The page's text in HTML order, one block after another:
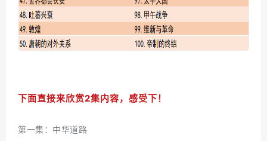
下面直接来欣赏2集内容，感受下！
第一集：中华道路